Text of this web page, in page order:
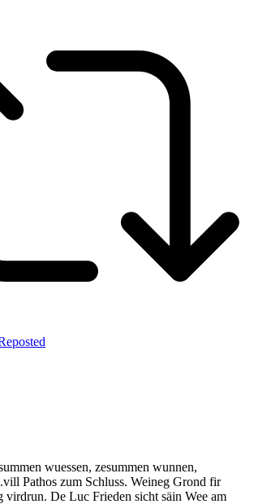
wuessen, zesummen wunnen,
Pathos zum Schluss. Weineg Grond fir
virdrun. De Luc Frieden sicht säin Wee am